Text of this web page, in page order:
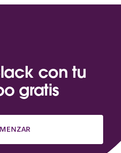
con tu
gratis